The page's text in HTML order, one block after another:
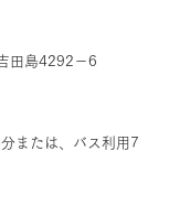
田島4292－6
または、バス利用7